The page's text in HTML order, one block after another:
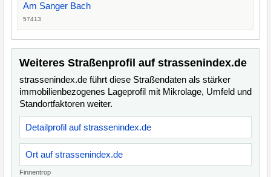
Am Sanger Bach
57413
Weiteres Straßenprofil auf strassenindex.de
strassenindex.de führt diese Straßendaten als stärker
immobilienbezogenes Lageprofil mit Mikrolage, Umfeld und
Standortfaktoren weiter.
Detailprofil auf strassenindex.de
Ort auf strassenindex.de
Finnentrop